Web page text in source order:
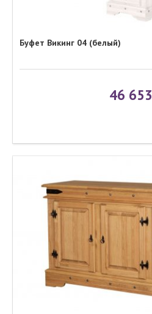
Буфет Викинг 04 (белый)
46 653